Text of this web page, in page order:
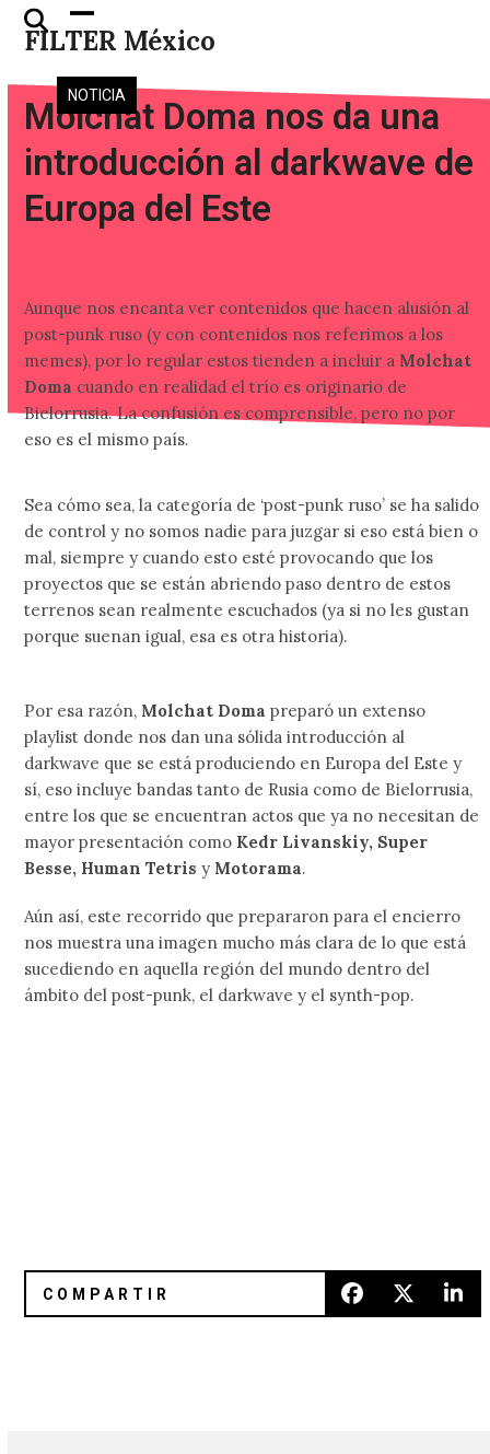
Skip
FILTER México
Open
mobile
menu
Close
mobile
menu
NOTICIA
Molchat Doma nos da una
introducción al darkwave de
Europa del Este
Aunque nos encanta ver contenidos que hacen alusión al
post-punk ruso (y con contenidos nos referimos a los
memes), por lo regular estos tienden a incluir a Molchat
Doma cuando en realidad el trío es originario de
Bielorrusia. La confusión es comprensible, pero no por
eso es el mismo país.
Sea cómo sea, la categoría de ‘post-punk ruso’ se ha salido
de control y no somos nadie para juzgar si eso está bien o
mal, siempre y cuando esto esté provocando que los
proyectos que se están abriendo paso dentro de estos
terrenos sean realmente escuchados (ya si no les gustan
porque suenan igual, esa es otra historia).
Por esa razón, Molchat Domapreparó un extenso
playlist donde nos dan una sólida introducción al
darkwave que se está produciendo en Europa del Este y
sí, eso incluye bandas tanto de Rusia como de Bielorrusia,
entre los que se encuentran actos que ya no necesitan de
mayor presentación como Kedr Livanskiy, Super
Besse, Human Tetrisy Motorama.
Aún así, este recorrido que prepararon para el encierro
nos muestra una imagen mucho más clara de lo que está
sucediendo en aquella región del mundo dentro del
ámbito del post-punk, el darkwave y el synth-pop.